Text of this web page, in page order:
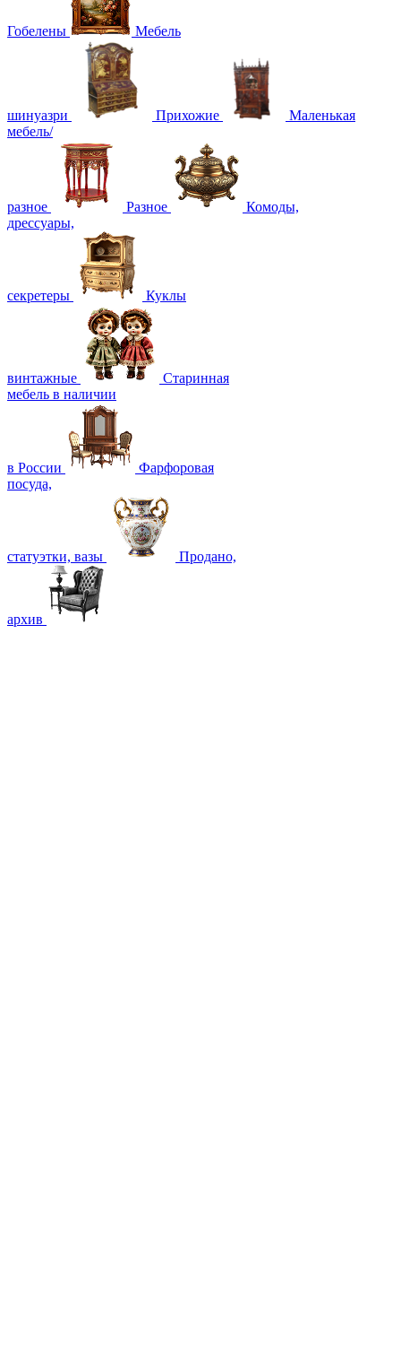
Гобелены Мебель
шинуазри Прихожие
Маленькая
мебель/
разное Разное
Комоды,
дрессуары,
секретеры Куклы
винтажные
Старинная
мебель в наличии
в России
Фарфоровая
посуда,
статуэтки, вазы Продано,
архив